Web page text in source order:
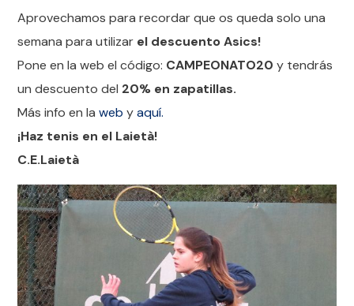
Aprovechamos para recordar que os queda solo una
semana para utilizar el descuento Asics!
Pone en la web el código: CAMPEONATO20 y tendrás
un descuento del 20% en zapatillas.
Más info en laweb yaquí.
¡Haz tenis en el Laietà!
C.E.Laietà